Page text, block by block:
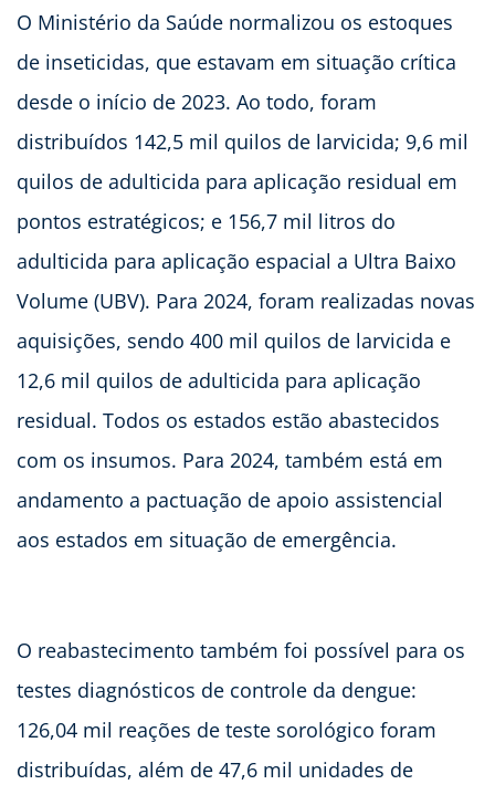
O Ministério da Saúde normalizou os estoques
de inseticidas, que estavam em situação crítica
desde o início de 2023. Ao todo, foram
distribuídos 142,5 mil quilos de larvicida; 9,6 mil
quilos de adulticida para aplicação residual em
pontos estratégicos; e 156,7 mil litros do
adulticida para aplicação espacial a Ultra Baixo
Volume (UBV). Para 2024, foram realizadas novas
aquisições, sendo 400 mil quilos de larvicida e
12,6 mil quilos de adulticida para aplicação
residual. Todos os estados estão abastecidos
com os insumos. Para 2024, também está em
andamento a pactuação de apoio assistencial
aos estados em situação de emergência.
O reabastecimento também foi possível para os
testes diagnósticos de controle da dengue:
126,04 mil reações de teste sorológico foram
distribuídas, além de 47,6 mil unidades de